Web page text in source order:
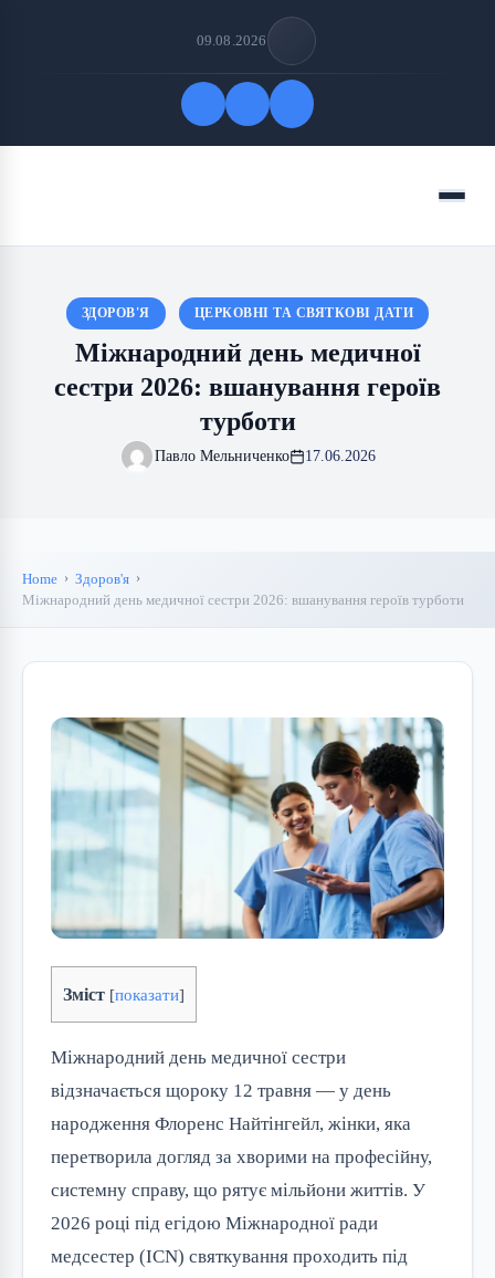
09.08.2026
Menu
ЗДОРОВ'Я ЦЕРКОВНІ ТА СВЯТКОВІ ДАТИ
Міжнародний день медичної
сестри 2026: вшанування героїв
турботи
Павло Мельниченко 17.06.2026
Home
Здоров'я
Міжнародний день медичної сестри 2026: вшанування героїв турботи
Зміст [показати]
Міжнародний день медичної сестри
відзначається щороку 12 травня — у день
народження Флоренс Найтінгейл, жінки, яка
перетворила догляд за хворими на професійну,
системну справу, що рятує мільйони життів. У
2026 році під егідою Міжнародної ради
медсестер (ICN) святкування проходить під